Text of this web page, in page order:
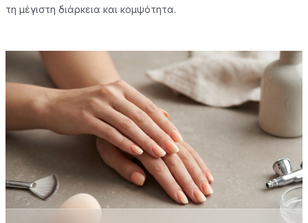
τη μέγιστη διάρκεια και κομψότητα.